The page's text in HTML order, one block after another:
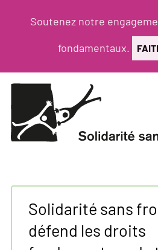
Soutenez notre
fondamentaux.
Solidarité sans
défend les droits